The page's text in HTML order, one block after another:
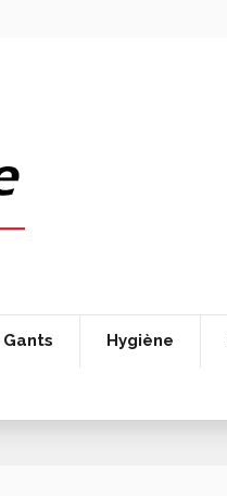
Gants Hygiène